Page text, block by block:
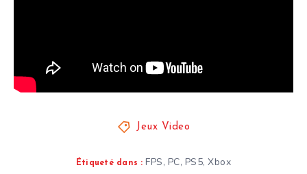
Jeux Video
Étiqueté dans : FPS, PC, PS5,Xbox